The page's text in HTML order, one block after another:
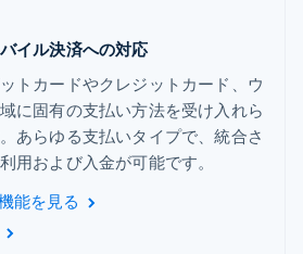
イル決済への対応
トカードやクレジットカード、ウ
に固有の支払い方法を受け入れら
あらゆる支払いタイプで、統合さ
用および入金が可能です。
能を見る